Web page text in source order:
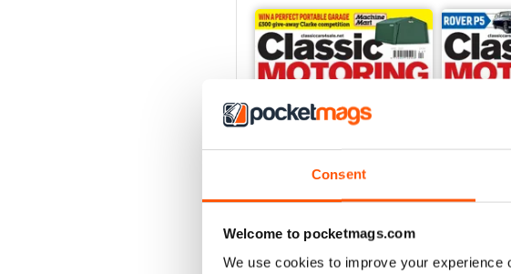
Consent
Welcome to pocketmags.com
We use cookies to improve your experience